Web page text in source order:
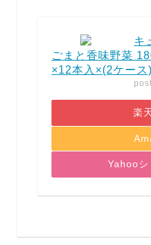
キ
ごまと香味野菜
×12本入×(2ケース)
楽
Yahooシ